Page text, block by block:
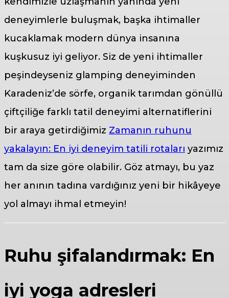
deneyimlerle buluşmak, başka ihtimaller
kucaklamak modern dünya insanına
kuşkusuz iyi geliyor. Siz de yeni ihtimaller
peşindeyseniz glamping deneyiminden
Karadeniz’de sörfe, organik tarımdan gönüllü
çiftçiliğe farklı tatil deneyimi alternatiflerini
bir araya getirdiğimiz Zamanın ruhunu
yakalayın: En iyi deneyim tatili rotaları yazımız
tam da size göre olabilir. Göz atmayı, bu yaz
her anının tadına vardığınız yeni bir hikâyeye
yol almayı ihmal etmeyin!
Ruhu şifalandırmak: En
iyi yoga adresleri